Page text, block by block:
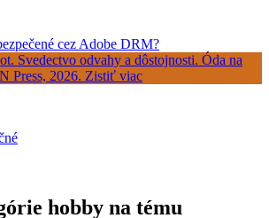
cez Adobe DRM?
hobby na tému